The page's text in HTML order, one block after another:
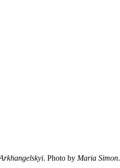
. Photo by Maria Simon.